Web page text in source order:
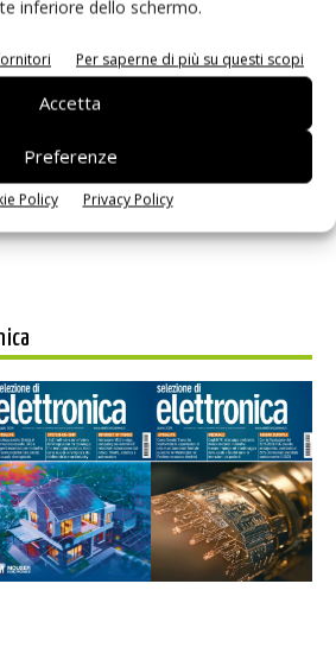
inferiore dello schermo.
Per saperne di più su questi scopi
Accetta
Preferenze
Policy Privacy Policy
e sito web in questo browser per i